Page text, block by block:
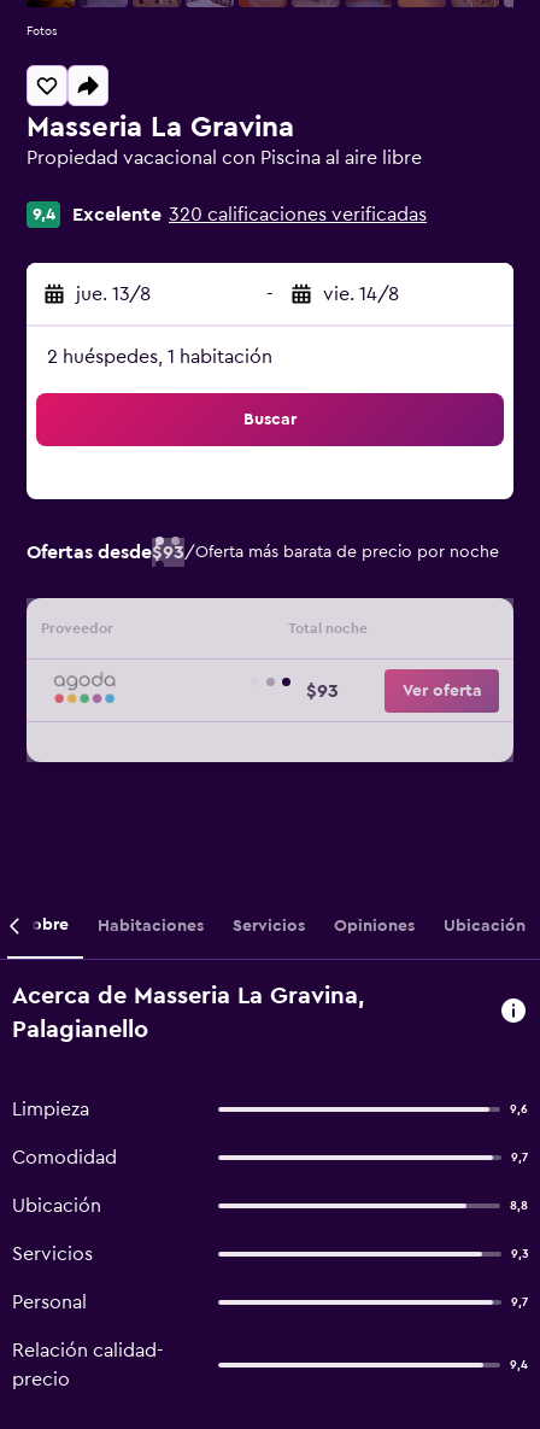
Masseria La Gravina
Propiedad vacacional con Piscina al aire libre
9,4 Excelente 320 calificaciones verificadas
jue. 13/8 - vie. 14/8
2 huéspedes, 1 habitación
Buscar
Ofertas desde$93/Oferta más barata de precio por noche
Proveedor Total noche
$93 Ver oferta
Fotos
Sobre Habitaciones Servicios Opiniones Ubicación
Acerca de Masseria La Gravina,
Palagianello
Limpieza 9,6
Comodidad 9,7
Ubicación 8,8
Servicios 9,3
Personal 9,7
Relación calidad-
precio
9,4